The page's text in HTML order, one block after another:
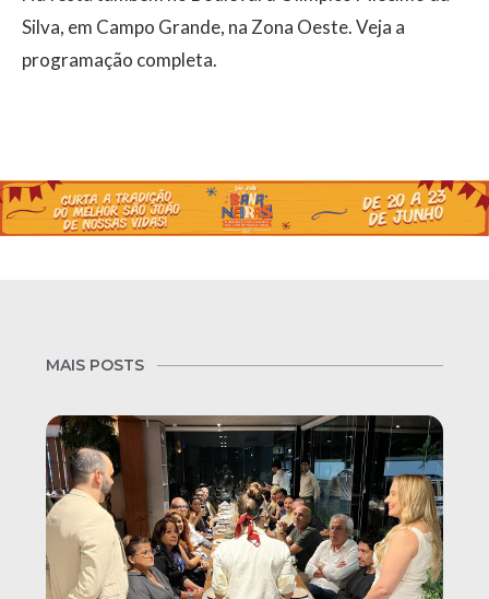
Silva, em Campo Grande, na Zona Oeste. Veja a
programação completa.
MAIS POSTS